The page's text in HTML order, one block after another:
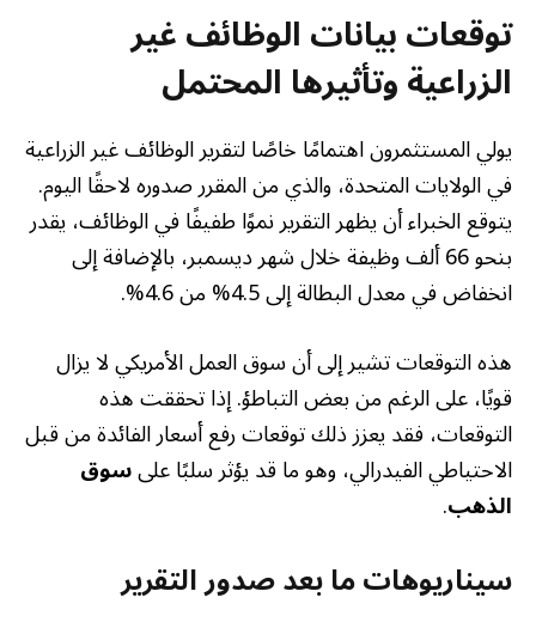
توقعات بيانات الوظائف غير
الزراعية وتأثيرها المحتمل
يولي المستثمرون اهتمامًا خاصًا لتقرير الوظائف غير الزراعية
في الولايات المتحدة، والذي من المقرر صدوره لاحقًا اليوم.
يتوقع الخبراء أن يظهر التقرير نموًا طفيفًا في الوظائف، يقدر
بنحو 66 ألف وظيفة خلال شهر ديسمبر، بالإضافة إلى
انخفاض في معدل البطالة إلى 4.5% من 4.6%.
هذه التوقعات تشير إلى أن سوق العمل الأمريكي لا يزال
قويًا، على الرغم من بعض التباطؤ. إذا تحققت هذه
التوقعات، فقد يعزز ذلك توقعات رفع أسعار الفائدة من قبل
الاحتياطي الفيدرالي، وهو ما قد يؤثر سلبًا علىسوق
الذهب.
سيناريوهات ما بعد صدور التقرير